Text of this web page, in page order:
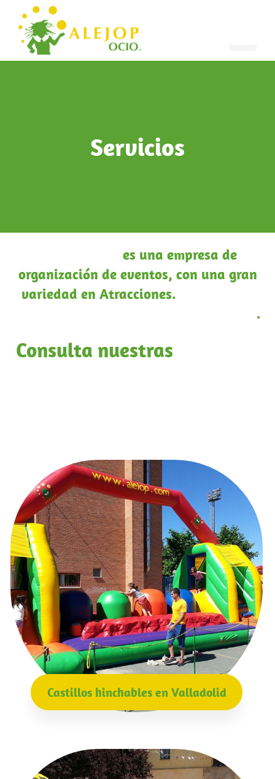
Servicios
es una empresa de
organización de eventos, con una gran
variedad en Atracciones.
.
Consulta nuestras
Castillos hinchables en Valladolid